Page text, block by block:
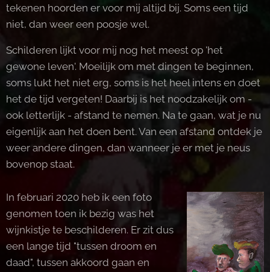
tekenen hoorden er voor mij altijd bij. Soms een tijd
niet, dan weer een poosje wel.
Schilderen lijkt voor mij nog het meest op 'het
gewone leven'. Moeilijk om met dingen te beginnen,
soms lukt het niet erg, soms is het heel intens en doet
het de tijd vergeten! Daarbij is het noodzakelijk om -
ook letterlijk - afstand te nemen. Na te gaan, wat je nu
eigenlijk aan het doen bent. Van een afstand ontdek je
weer andere dingen, dan wanneer je er met je neus
bovenop staat.
In februari 2020 heb ik een foto
genomen toen ik bezig was het
wijnkistje te beschilderen. Er zit dus
een lange tijd "tussen droom en
daad", tussen akkoord gaan en